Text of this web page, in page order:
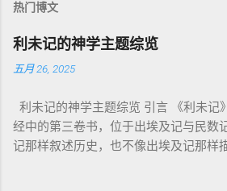
热门博文
利未记的神学主题综览
五月 26, 2025
利未记的神学主题综览 引言 《利未记
经中的第三卷书，位于出埃及记与民数
记那样叙述历史，也不像出埃及记那样
内容看似仪式化，《利未记》却揭示了